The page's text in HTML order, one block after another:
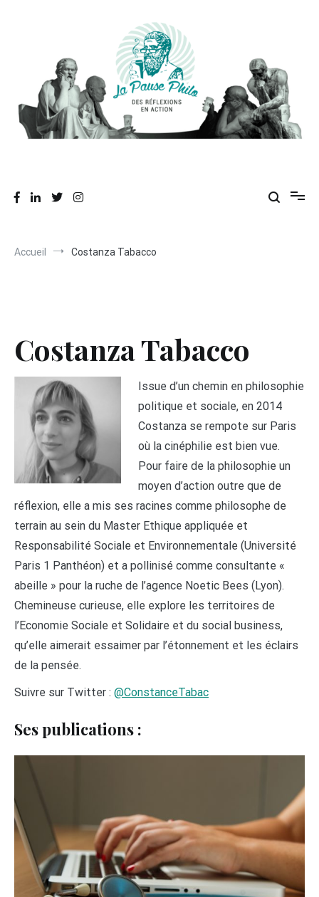
Accueil Costanza Tabacco
Costanza Tabacco
Issue d’un chemin en philosophie
politique et sociale, en 2014
Costanza se rempote sur Paris
où la cinéphilie est bien vue.
Pour faire de la philosophie un
moyen d’action outre que de
réflexion, elle a mis ses racines comme philosophe de
terrain au sein du Master Ethique appliquée et
Responsabilité Sociale et Environnementale (Université
Paris 1 Panthéon) et a pollinisé comme consultante «
abeille » pour la ruche de l’agence Noetic Bees (Lyon).
Chemineuse curieuse, elle explore les territoires de
l’Economie Sociale et Solidaire et du social business,
qu’elle aimerait essaimer par l’étonnement et les éclairs
de la pensée.
Suivre sur Twitter : @ConstanceTabac
Ses publications :